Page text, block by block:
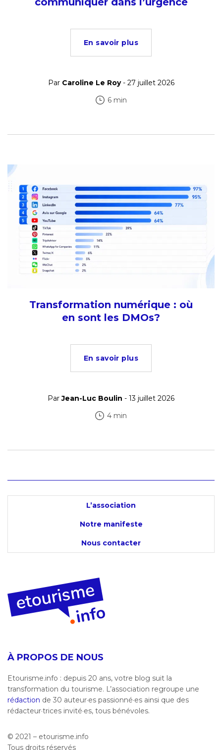
En savoir plus
Par Caroline Le Roy- 27 juillet 2026
6 min
Transformation numérique : où
en sont les DMOs?
En savoir plus
ParJean-Luc Boulin - 13 juillet 2026
4 min
L’association
Notre manifeste
Nous contacter
À PROPOS DE NOUS
Etourisme.info : depuis 20 ans, votre blog suit la
transformation du tourisme. L’association regroupe une
rédaction de 30 auteur·es passionné·es ainsi que des
rédacteur·trices invité·es, tous bénévoles.
© 2021 – etourisme.info
Tous droits réservés